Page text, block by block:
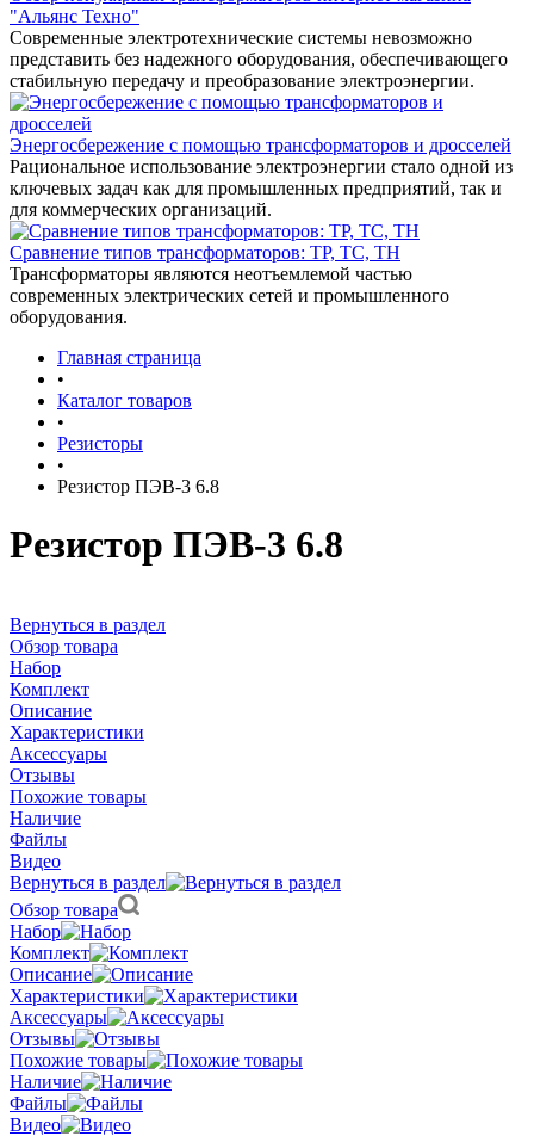
"Альянс Техно"
Современные электротехнические системы невозможно
представить без надежного оборудования, обеспечивающего
стабильную передачу и преобразование электроэнергии.
Энергосбережение с помощью трансформаторов и дросселей
Рациональное использование электроэнергии стало одной из
ключевых задач как для промышленных предприятий, так и
для коммерческих организаций.
Сравнение типов трансформаторов: ТР, ТС, ТН
Трансформаторы являются неотъемлемой частью
современных электрических сетей и промышленного
оборудования.
Главная страница
•
Каталог товаров
•
Резисторы
•
Резистор ПЭВ-3 6.8
Резистор ПЭВ-3 6.8
Вернуться в раздел
Обзор товара
Набор
Комплект
Описание
Характеристики
Аксессуары
Отзывы
Похожие товары
Наличие
Файлы
Видео
Вернуться в раздел
Обзор товара
Набор
Комплект
Описание
Характеристики
Аксессуары
Отзывы
Похожие товары
Наличие
Файлы
Видео